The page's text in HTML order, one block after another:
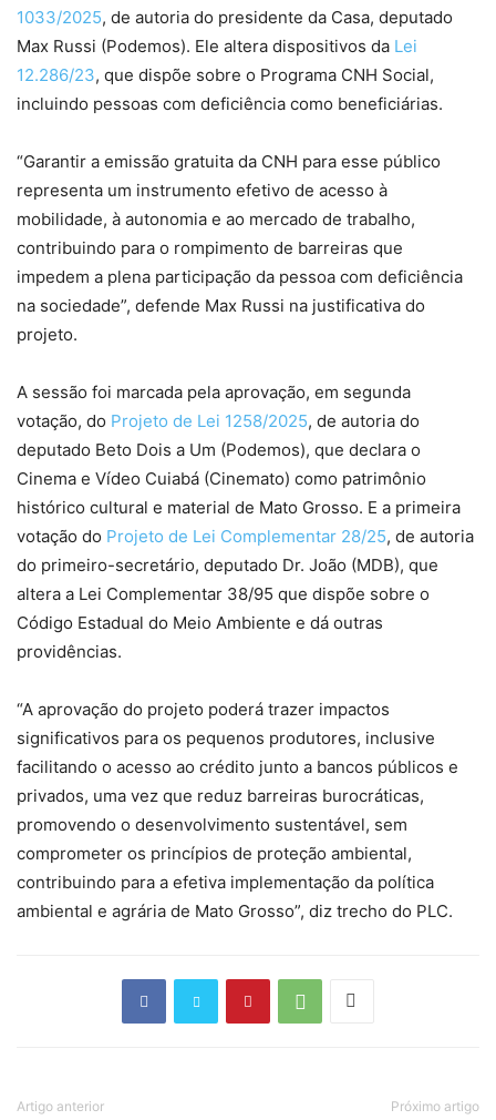
1033/2025, de autoria do presidente da Casa, deputado
Max Russi (Podemos). Ele altera dispositivos da Lei
12.286/23, que dispõe sobre o Programa CNH Social,
incluindo pessoas com deficiência como beneficiárias.
“Garantir a emissão gratuita da CNH para esse público
representa um instrumento efetivo de acesso à
mobilidade, à autonomia e ao mercado de trabalho,
contribuindo para o rompimento de barreiras que
impedem a plena participação da pessoa com deficiência
na sociedade”, defende Max Russi na justificativa do
projeto.
A sessão foi marcada pela aprovação, em segunda
votação, do Projeto de Lei 1258/2025, de autoria do
deputado Beto Dois a Um (Podemos), que declara o
Cinema e Vídeo Cuiabá (Cinemato) como patrimônio
histórico cultural e material de Mato Grosso. E a primeira
votação do Projeto de Lei Complementar 28/25, de autoria
do primeiro-secretário, deputado Dr. João (MDB), que
altera a Lei Complementar 38/95 que dispõe sobre o
Código Estadual do Meio Ambiente e dá outras
providências.
“A aprovação do projeto poderá trazer impactos
significativos para os pequenos produtores, inclusive
facilitando o acesso ao crédito junto a bancos públicos e
privados, uma vez que reduz barreiras burocráticas,
promovendo o desenvolvimento sustentável, sem
comprometer os princípios de proteção ambiental,
contribuindo para a efetiva implementação da política
ambiental e agrária de Mato Grosso”, diz trecho do PLC.
Artigo anterior Próximo artigo